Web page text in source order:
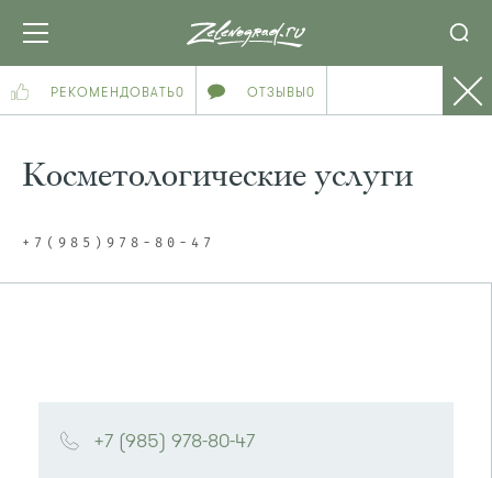
РЕКОМЕНДОВАТЬ0 ОТЗЫВЫ0
Косметологические услуги
+7(985)978-80-47
+7 (985) 978-80-47